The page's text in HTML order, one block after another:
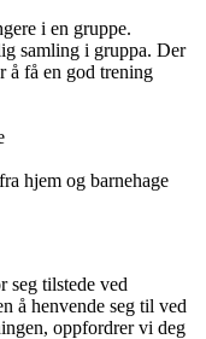
i en gruppe.
samling i gruppa. Der
å få en god trening
hjem og barnehage
seg tilstede ved
å henvende seg til ved
oppfordrer vi deg